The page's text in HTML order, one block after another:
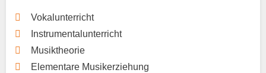
Vokalunterricht
Instrumentalunterricht
Musiktheorie
Elementare Musikerziehung